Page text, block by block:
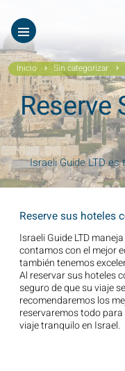
Inicio Sin categorizar
Reserve
Israeli Guide LTD
Reserve sus hoteles
Israeli Guide LTD
contamos con el mejor
también tenemos
Al reservar sus hoteles
seguro de que su viaje
recomendaremos los
reservaremos todo
viaje tranquilo en Israel.